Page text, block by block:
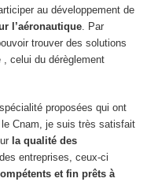
au développement de
l’aéronautique . Par
trouver des solutions
celui du dérèglement
proposées qui ont
Cnam, je suis très satisfait
la qualité des
entreprises, ceux-ci
et fin prêts à